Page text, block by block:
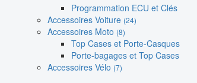
Programmation ECU et Clés
Accessoires Voiture (24)
Accessoires Moto (8)
Top Cases et Porte-Casques
Porte-bagages et Top Cases
Accessoires Vélo (7)